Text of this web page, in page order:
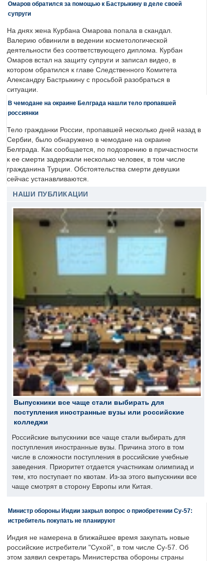
Омаров обратился за помощью к Бастрыкину в деле своей
супруги
На днях жена Курбана Омарова попала в скандал.
Валерию обвинили в ведении косметологической
деятельности без соответствующего диплома. Курбан
Омаров встал на защиту супруги и записал видео, в
котором обратился к главе Следственного Комитета
Александру Бастрыкину с просьбой разобраться в
ситуации.
В чемодане на окраине Белграда нашли тело пропавшей
россиянки
Тело гражданки России, пропавшей несколько дней назад в
Сербии, было обнаружено в чемодане на окраине
Белграда. Как сообщается, по подозрению в причастности
к ее смерти задержали несколько человек, в том числе
гражданина Турции. Обстоятельства смерти девушки
сейчас устанавливаются.
НАШИ ПУБЛИКАЦИИ
Выпускники все чаще стали выбирать для
поступления иностранные вузы или российские
колледжи
Российские выпускники все чаще стали выбирать для
поступления иностранные вузы. Причина этого в том
числе в сложности поступления в российские учебные
заведения. Приоритет отдается участникам олимпиад и
тем, кто поступает по квотам. Из-за этого выпускники все
чаще смотрят в сторону Европы или Китая.
Министр обороны Индии закрыл вопрос о приобретении Су-57:
истребитель покупать не планируют
Индия не намерена в ближайшее время закупать новые
российские истребители "Сухой", в том числе Су-57. Об
этом заявил секретарь Министерства обороны страны